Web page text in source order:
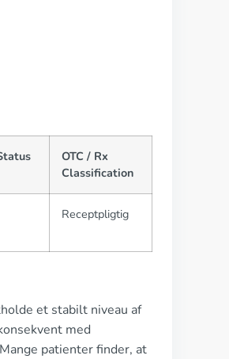
OTC / Rx
Classification
Receptpligtig
et stabilt niveau af
med
patienter finder, at